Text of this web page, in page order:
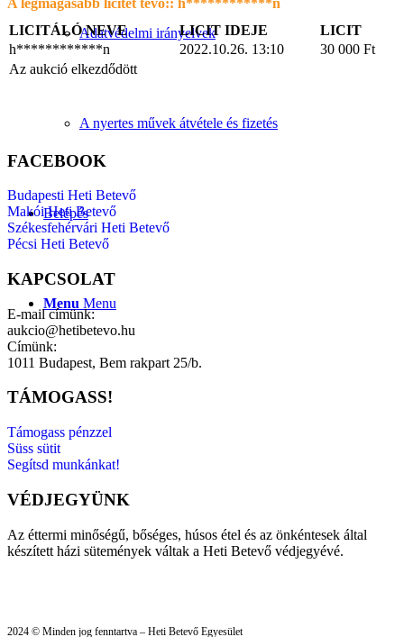
Adatvédelmi irányelvek
A nyertes művek átvétele és fizetés
Belépés
Menu Menu
LICITÁLÓ NEVE
LICIT IDEJE
LICIT
h************n
2022.10.26. 13:10 30 000 Ft
Az aukció elkezdődött
FACEBOOK
Budapesti Heti Betevő
Makói Heti Betevő
Székesfehérvári Heti Betevő
Pécsi Heti Betevő
KAPCSOLAT
E-mail címünk:
aukcio@hetibetevo.hu
Címünk:
1011 Budapest, Bem rakpart 25/b.
TÁMOGASS!
Támogass pénzzel
Süss sütit
Segítsd munkánkat!
VÉDJEGYÜNK
Az éttermi minőségű, bőséges, húsos étel és az önkéntesek által
készített házi sütemények váltak a Heti Betevő védjegyévé.
2024 © Minden jog fenntartva – Heti Betevő Egyesület